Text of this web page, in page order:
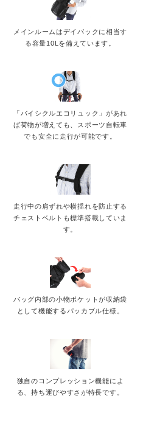
メインルームはデイパックに相当す
る容量10Lを備えています。
「バイシクルエコリュック」があれ
ば荷物が増えても、スポーツ自転車
でも安全に走行が可能です。
走行中の肩ずれや横揺れを防止する
チェストベルトも標準搭載していま
す。
バッグ内部の小物ポケットが収納袋
として機能するパッカブル仕様。
独自のコンプレッション機能によ
る、持ち運びやすさが特長です。